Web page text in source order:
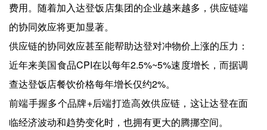
费用。随着加入达登饭店集团的企业越来越多，供应链端
的协同效应将更加显著。
供应链的协同效应甚至能帮助达登对冲物价上涨的压力：
近年来美国食品CPI在以每年2.5%~5%速度增长，而据调
查达登饭店餐饮价格每年增长仅约2%。
前端手握多个品牌+后端打造高效供应链，这让达登在面
临经济波动和趋势变化时，也拥有更大的腾挪空间。